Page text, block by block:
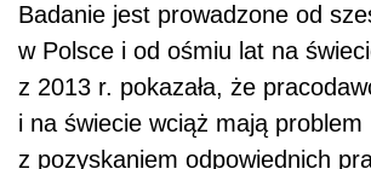
Badanie jest prowadzone od
w Polsce i od ośmiu lat na
z 2013 r. pokazała, że
i na świecie wciąż mają problem
z pozyskaniem odpowiednich